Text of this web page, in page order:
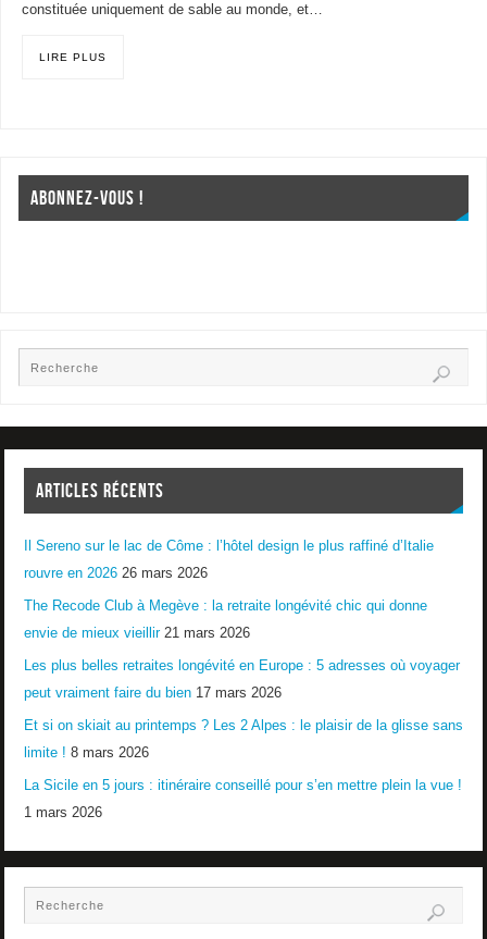
constituée uniquement de sable au monde, et…
LIRE PLUS
ABONNEZ-VOUS !
ARTICLES RÉCENTS
Il Sereno sur le lac de Côme : l’hôtel design le plus raffiné d’Italie
rouvre en 2026 26 mars 2026
The Recode Club à Megève : la retraite longévité chic qui donne
envie de mieux vieillir 21 mars 2026
Les plus belles retraites longévité en Europe : 5 adresses où voyager
peut vraiment faire du bien 17 mars 2026
Et si on skiait au printemps ? Les 2 Alpes : le plaisir de la glisse sans
limite ! 8 mars 2026
La Sicile en 5 jours : itinéraire conseillé pour s’en mettre plein la vue !
1 mars 2026